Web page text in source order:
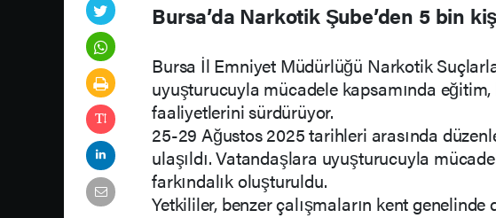
Bursa’da Narkotik Şube’den 5 bin
Bursa İl Emniyet Müdürlüğü Narkotik
uyuşturucuyla mücadele kapsamında
faaliyetlerini sürdürüyor.
25-29 Ağustos 2025 tarihleri arasında
ulaşıldı. Vatandaşlara uyuşturucuyla
farkındalık oluşturuldu.
Yetkililer, benzer çalışmaların kent